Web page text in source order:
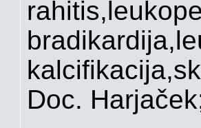
Doc.